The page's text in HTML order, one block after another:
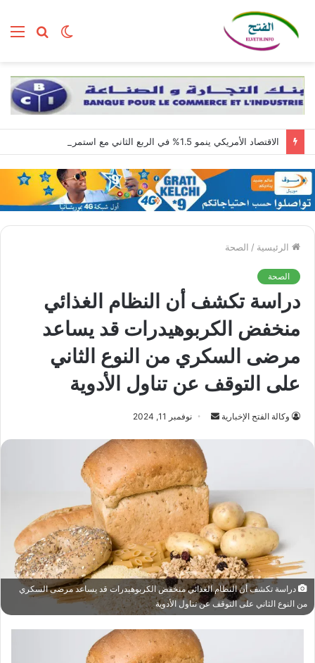
بحث الوضع
الرئيسية / الصحة
الصحة
دراسة تكشف أن النظام الغذائي
منخفض الكربوهيدرات قد يساعد
مرضى السكري من النوع الثاني
على التوقف عن تناول الأدوية
وكالة الفتح الإخبارية
أرسل
إلكترونيا
نوفمبر 11, 2024
دراسة تكشف أن النظام الغذائي منخفض الكربوهيدرات قد يساعد مرضى السكري
من النوع الثاني على التوقف عن تناول الأدوية